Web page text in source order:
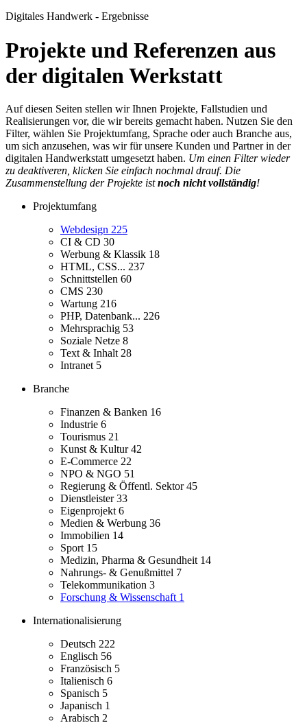
Digitales Handwerk - Ergebnisse
Projekte und Referenzen aus
der digitalen Werkstatt
Auf diesen Seiten stellen wir Ihnen Projekte, Fallstudien und
Realisierungen vor, die wir bereits gemacht haben. Nutzen Sie den
Filter, wählen Sie Projektumfang, Sprache oder auch Branche aus,
um sich anzusehen, was wir für unsere Kunden und Partner in der
digitalen Handwerkstatt umgesetzt haben. Um einen Filter wieder
zu deaktiveren, klicken Sie einfach nochmal drauf. Die
Zusammenstellung der Projekte istnoch nicht vollständig!
Projektumfang
Webdesign 225
CI & CD 30
Werbung & Klassik 18
HTML, CSS... 237
Schnittstellen 60
CMS 230
Wartung 216
PHP, Datenbank... 226
Mehrsprachig 53
Soziale Netze 8
Text & Inhalt 28
Intranet 5
Branche
Finanzen & Banken 16
Industrie 6
Tourismus 21
Kunst & Kultur42
E-Commerce 22
NPO & NGO 51
Regierung & Öffentl. Sektor45
Dienstleister33
Eigenprojekt 6
Medien & Werbung 36
Immobilien 14
Sport 15
Medizin, Pharma & Gesundheit 14
Nahrungs- & Genußmittel 7
Telekommunikation 3
Forschung & Wissenschaft 1
Internationalisierung
Deutsch 222
Englisch 56
Französisch 5
Italienisch 6
Spanisch 5
Japanisch 1
Arabisch 2